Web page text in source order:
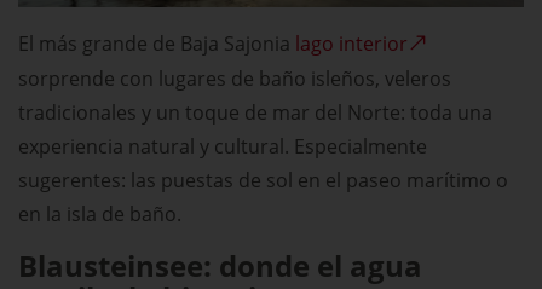
El más grande de Baja Sajonia lago interior
sorprende con lugares de baño isleños, veleros
tradicionales y un toque de mar del Norte: toda una
experiencia natural y cultural. Especialmente
sugerentes: las puestas de sol en el paseo marítimo o
en la isla de baño.
Blausteinsee: donde el agua